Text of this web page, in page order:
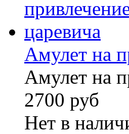
Амулет на
Амулет на
2700 руб
Нет в